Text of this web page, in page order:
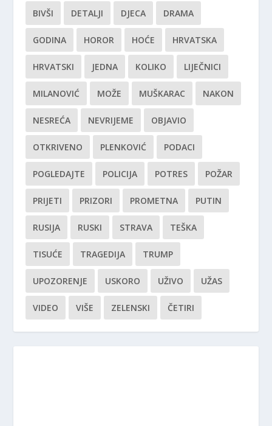
BIVŠI DETALJI DJECA DRAMA
GODINA HOROR HOĆE HRVATSKA
HRVATSKI JEDNA KOLIKO LIJEČNICI
MILANOVIĆ MOŽE MUŠKARAC NAKON
NESREĆA NEVRIJEME OBJAVIO
OTKRIVENO PLENKOVIĆ PODACI
POGLEDAJTE POLICIJA POTRES POŽAR
PRIJETI PRIZORI PROMETNA PUTIN
RUSIJA RUSKI STRAVA TEŠKA
TISUĆE TRAGEDIJA TRUMP
UPOZORENJE USKORO UŽIVO UŽAS
VIDEO VIŠE ZELENSKI ČETIRI